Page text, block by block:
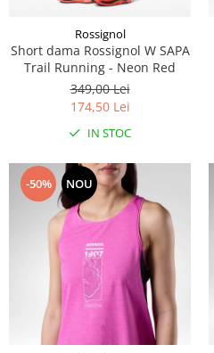
Rossignol
Short dama Rossignol W SAPA
Trail Running - Neon Red
349,00 Lei
174,50 Lei
IN STOC
-50% NOU